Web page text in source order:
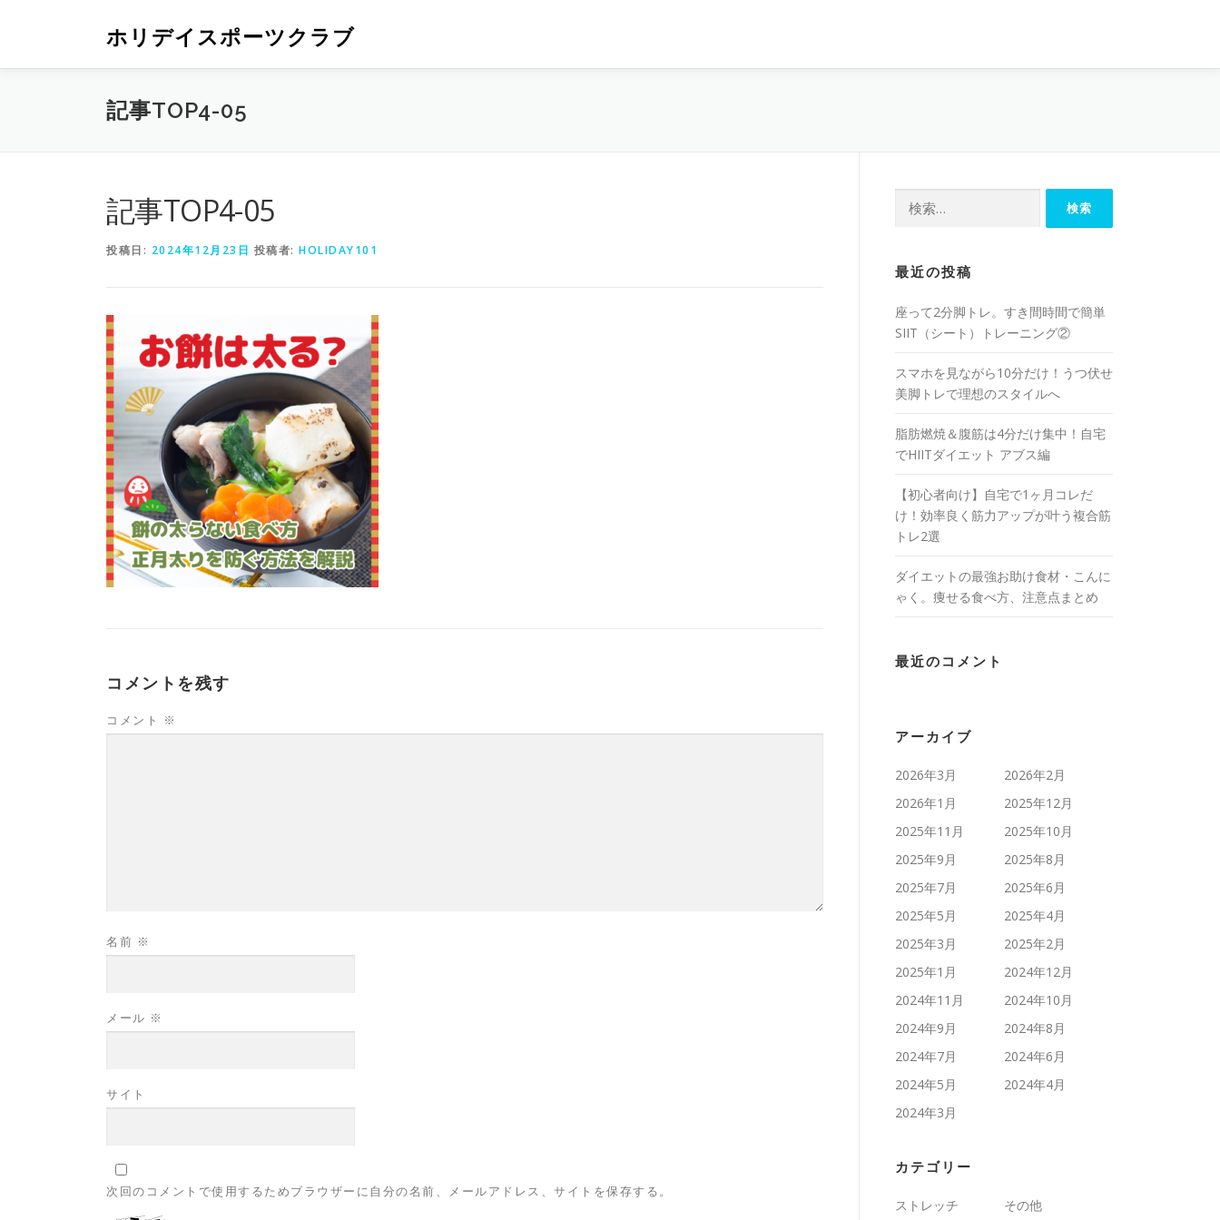
ホリデイスポーツクラブ
記事TOP4-05
記事TOP4-05
投稿日: 2024年12月23日 投稿者: HOLIDAY101
コメントを残す
コメント ※
名前 ※
メール ※
サイト
次回のコメントで使用するためブラウザーに自分の名前、メールアドレス、サイトを保存する。
最近の投稿
座って2分脚トレ。すき間時間で簡単
SIIT（シート）トレーニング②
スマホを見ながら10分だけ！うつ伏せ
美脚トレで理想のスタイルへ
脂肪燃焼＆腹筋は4分だけ集中！自宅
でHIITダイエット アブス編
【初心者向け】自宅で1ヶ月コレだ
け！効率良く筋力アップが叶う複合筋
トレ2選
ダイエットの最強お助け食材・こんに
ゃく。痩せる食べ方、注意点まとめ
最近のコメント
アーカイブ
2026年3月
2026年2月
2026年1月
2025年12月
2025年11月
2025年10月
2025年9月
2025年8月
2025年7月
2025年6月
2025年5月
2025年4月
2025年3月
2025年2月
2025年1月
2024年12月
2024年11月
2024年10月
2024年9月
2024年8月
2024年7月
2024年6月
2024年5月
2024年4月
2024年3月
カテゴリー
ストレッチ その他